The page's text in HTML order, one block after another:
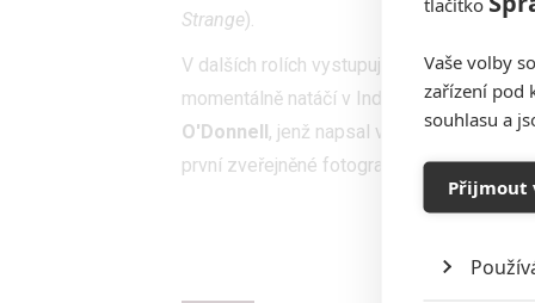
Strange).
V dalších rolích vystupují
Louis Mandylor,
momentálně natáčí v Indonésii a bude
O'Donnell , jenž napsal všechny
první zveřejněné fotografie.
Vaše volby
zařízení pod
souhlasu a
Přijmout